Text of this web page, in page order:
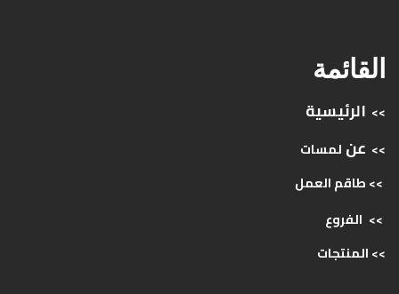
القائمة
>> الرئيسية
>> عن لمسات
>> طاقمالعمل
>> الفروع
>>المنتجات